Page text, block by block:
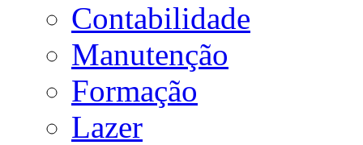
Contabilidade
Manutenção
Formação
Lazer